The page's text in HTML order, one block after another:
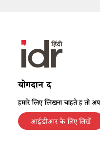
योगदान दें
हमारे लिए लिखना चाहते हैं
आईडीआर के लिए लिखें